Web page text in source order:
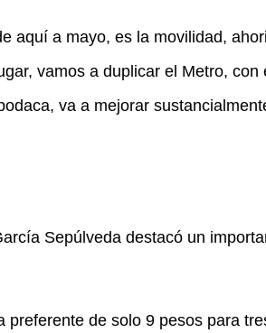
aquí a mayo, es la movilidad,
vamos a duplicar el Metro, con
va a mejorar
Sepúlveda destacó un
preferente de solo 9 pesos para